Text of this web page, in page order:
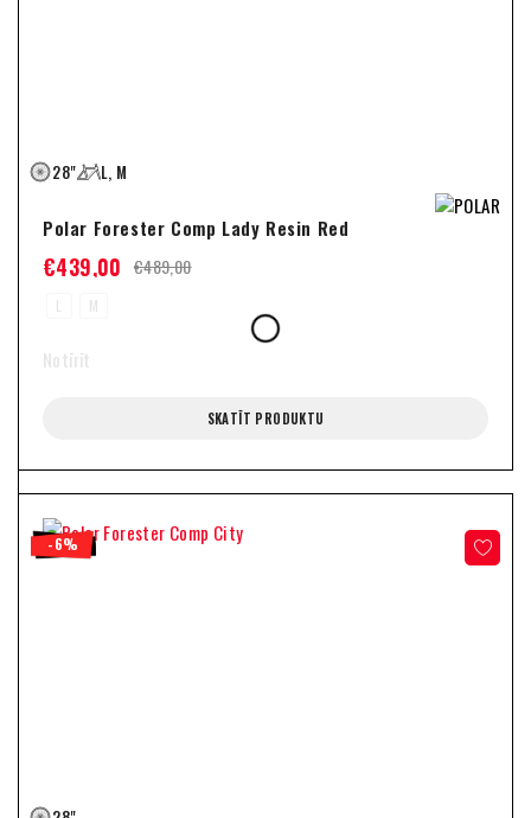
28" L, M
Polar Forester Comp Lady Resin Red
€489,00
€439,00
L M
Notīrīt
SKATĪT PRODUKTU
-6%